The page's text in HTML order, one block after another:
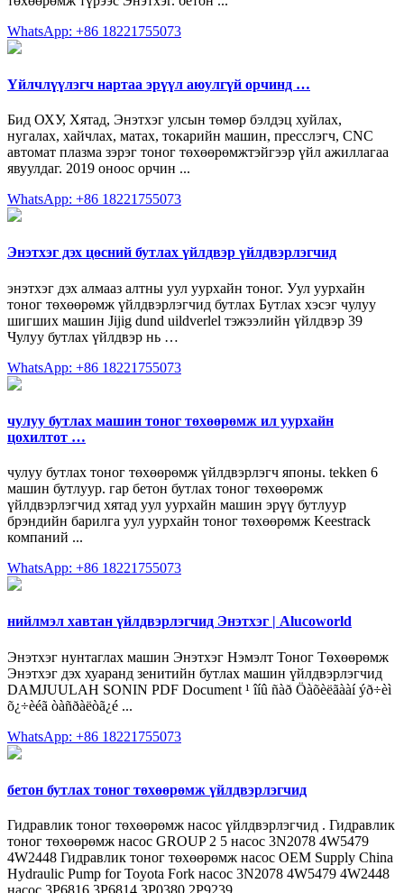
WhatsApp: +86 18221755073
Үйлчлүүлэгч нартаа эрүүл аюулгүй орчинд …
Бид ОХУ, Хятад, Энэтхэг улсын төмөр бэлдэц хуйлах,
нугалах, хайчлах, матах, токарийн машин, пресслэгч, СNС
автомат плазма зэрэг тоног төхөөрөмжтэйгээр үйл ажиллагаа
явуулдаг. 2019 оноос орчин ...
WhatsApp: +86 18221755073
Энэтхэг дэх цөсний бутлах үйлдвэр үйлдвэрлэгчид
энэтхэг дэх алмааз алтны уул уурхайн тоног. Уул уурхайн
тоног төхөөрөмж үйлдвэрлэгчид бутлах Бутлах хэсэг чулуу
шигших машин Jijig dund uildverlel тэжээлийн үйлдвэр 39
Чулуу бутлах үйлдвэр нь …
WhatsApp: +86 18221755073
чулуу бутлах машин тоног төхөөрөмж ил уурхайн
цохилтот …
чулуу бутлах тоног төхөөрөмж үйлдвэрлэгч японы. tekken 6
машин бутлуур. гар бетон бутлах тоног төхөөрөмж
үйлдвэрлэгчид хятад уул уурхайн машин эрүү бутлуур
брэндийн барилга уул уурхайн тоног төхөөрөмж Keestrack
компаний ...
WhatsApp: +86 18221755073
нийлмэл хавтан үйлдвэрлэгчид Энэтхэг | Alucoworld
Энэтхэг нунтаглах машин Энэтхэг Нэмэлт Тоног Төхөөрөмж
Энэтхэг дэх хуаранд зенитийн бутлах машин үйлдвэрлэгчид
DAMJUULAH SONIN PDF Document ¹ îíû ñàð Öàõèëãààí ýð÷èì
õ¿÷èéã òàñðàëòã¿é ...
WhatsApp: +86 18221755073
бетон бутлах тоног төхөөрөмж үйлдвэрлэгчид
Гидравлик тоног төхөөрөмж насос үйлдвэрлэгчид . Гидравлик
тоног төхөөрөмж насос GROUP 2 5 насос 3N2078 4W5479
4W2448 Гидравлик тоног төхөөрөмж насос OEM Supply China
Hydraulic Pump for Toyota Fork насос 3N2078 4W5479 4W2448